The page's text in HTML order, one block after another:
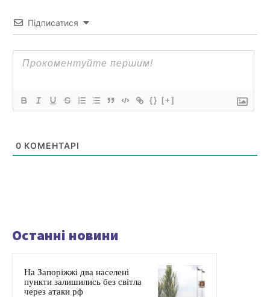
Підписатися
{} [+]
0 КОМЕНТАРІ
Останні новини
На Запоріжжі два населені
пункти залишились без світла
через атаки рф